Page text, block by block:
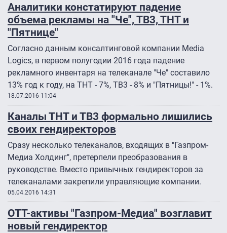
Аналитики констатируют падение
объема рекламы на "Че", ТВ3, ТНТ и
"Пятнице"
Согласно данным консалтинговой компании Media
Logics, в первом полугодии 2016 года падение
рекламного инвентаря на телеканале "Че" составило
13% год к году, на ТНТ - 7%, ТВ3 - 8% и "Пятницы!" - 1%.
18.07.2016 11:04
Каналы ТНТ и ТВ3 формально лишились
своих гендиректоров
Сразу несколько телеканалов, входящих в "Газпром-
Медиа Холдинг", претерпели преобразования в
руководстве. Вместо привычных гендиректоров за
телеканалами закрепили управляющие компании.
05.04.2016 14:31
OTT-активы "Газпром-Медиа" возглавит
новый гендиректор